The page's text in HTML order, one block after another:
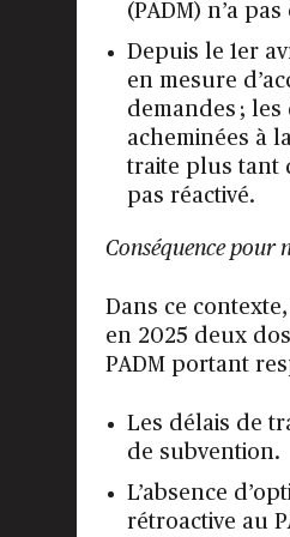
(PADM) n’a
Depuis le 1er
en mesure
demandes ;
acheminées à
traite plus tant
pas réactivé.
Conséquence pour
Dans ce
en 2025 deux
PADM portant
Les délais de
de subvention.
L’absence
rétroactive au